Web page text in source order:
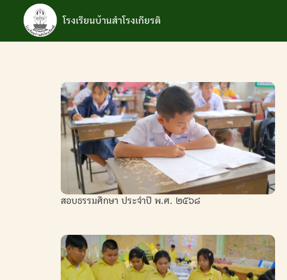
content
โรงเรียนบ้านสำโรงเกียรติ
สอบธรรมศึกษา ประจำปี พ.ศ. ๒๕๖๘